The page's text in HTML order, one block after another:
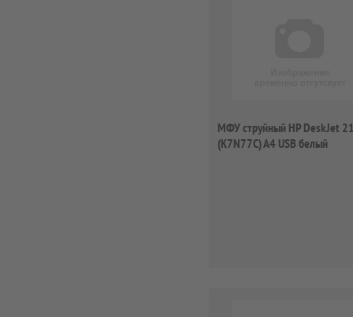
МФУ струйный HP DeskJet
(K7N77C) A4 USB белый